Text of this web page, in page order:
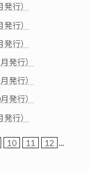
行）
行）
行）
発行）
発行）
発行）
行）
10 11 12 ...